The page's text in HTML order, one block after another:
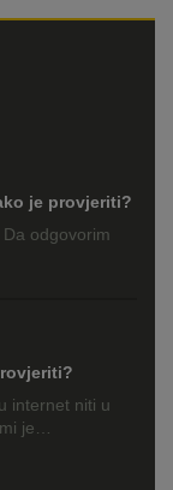
je provjeriti?
odgovorim
internet niti u
je…